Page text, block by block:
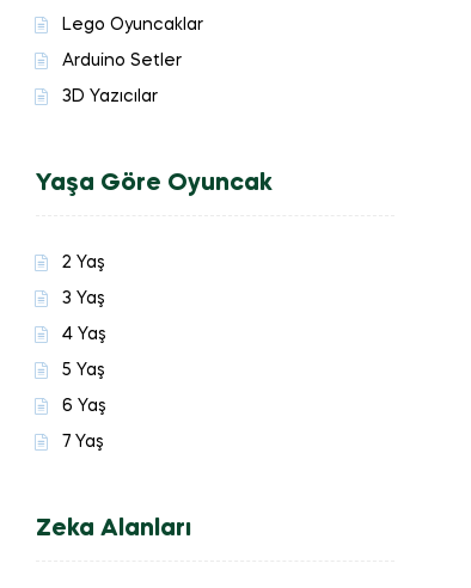
Lego Oyuncaklar
Arduino Setler
3D Yazıcılar
Yaşa Göre Oyuncak
2 Yaş
3 Yaş
4 Yaş
5 Yaş
6 Yaş
7 Yaş
Zeka Alanları